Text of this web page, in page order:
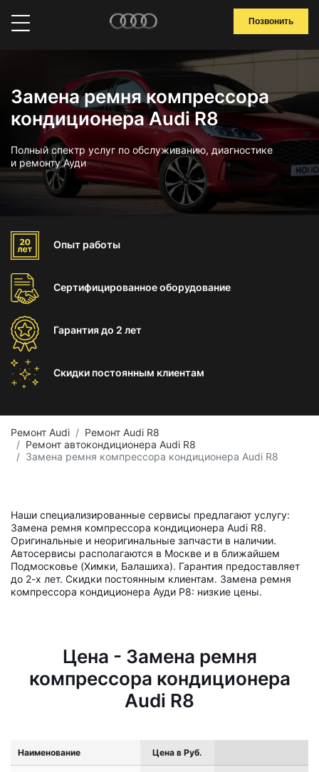
Позвонить
Замена ремня компрессора
кондиционера Audi R8
Полный спектр услуг по обслуживанию, диагностике
и ремонту Ауди
Опыт работы
Сертифицированноеоборудование
Гарантиядо 2 лет
Скидки постоянным клиентам
Ремонт Audi
Ремонт Audi R8
Ремонт автокондиционера Audi R8
Замена ремня компрессора кондиционера Audi R8
Наши специализированные сервисы предлагают услугу:
Замена ремня компрессора кондиционера Audi R8.
Оригинальные и неоригинальные запчасти в наличии.
Автосервисы располагаются в Москве и в ближайшем
Подмосковье (Химки, Балашиха). Гарантия предоставляет
до 2-х лет. Скидки постоянным клиентам. Замена ремня
компрессора кондиционера Ауди Р8: низкие цены.
Цена - Замена ремня
компрессора кондиционера
Audi R8
Наименование Цена в Руб.